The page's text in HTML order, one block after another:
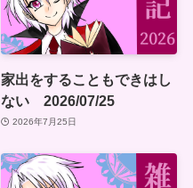
家出をすることもできはし
ない 2026/07/25
2026年7月25日